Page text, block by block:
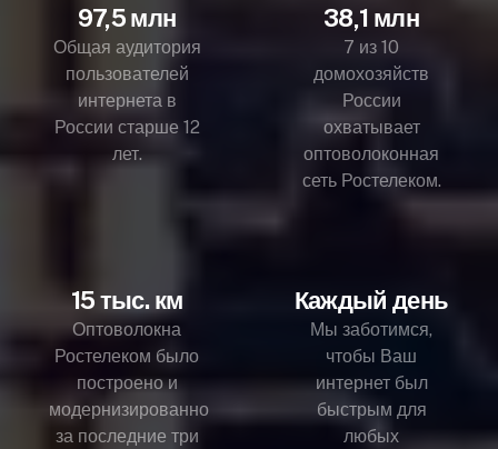
97,5 млн
Общая аудитория
пользователей
интернета в
России старше 12
лет.
38,1 млн
7 из 10
домохозяйств
России
охватывает
оптоволоконная
сеть Ростелеком.
15 тыс. км
Оптоволокна
Ростелеком было
построено и
модернизированно
за последние три
Каждый день
Мы заботимся,
чтобы Ваш
интернет был
быстрым для
любых